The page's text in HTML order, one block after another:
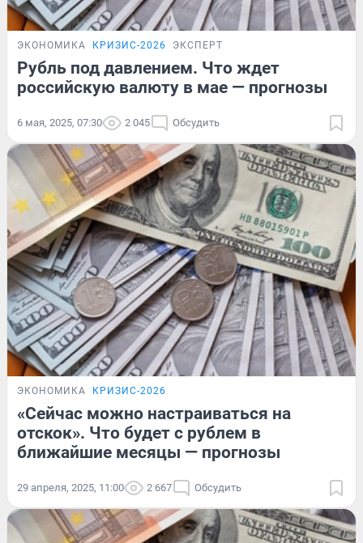
ЭКОНОМИКА КРИЗИС-2026 ЭКСПЕРТ
Рубль под давлением. Что ждет
российскую валюту в мае — прогнозы
6 мая, 2025, 07:30 2 045 Обсудить
ЭКОНОМИКА КРИЗИС-2026
«Сейчас можно настраиваться на
отскок». Что будет с рублем в
ближайшие месяцы — прогнозы
29 апреля, 2025, 11:00 2 667 Обсудить